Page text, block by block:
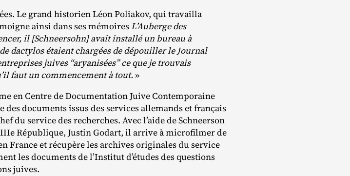
Le grand historien Léon Poliakov, qui travailla
ainsi dans ses mémoiresL’Auberge des
il [Schneersohn] avait installé un bureau à
dactylos étaient chargées de dépouiller le Journal
juives “aryanisées” ce que je trouvais
faut un commencement à tout.»
en Centre de Documentation Juive Contemporaine
des documents issus des services allemands et français
du service des recherches. Avec l’aide de Schneerson
République, Justin Godart, il arrive à microfilmer de
France et récupère les archives originales du service
les documents de l’Institut d’études des questions
juives.